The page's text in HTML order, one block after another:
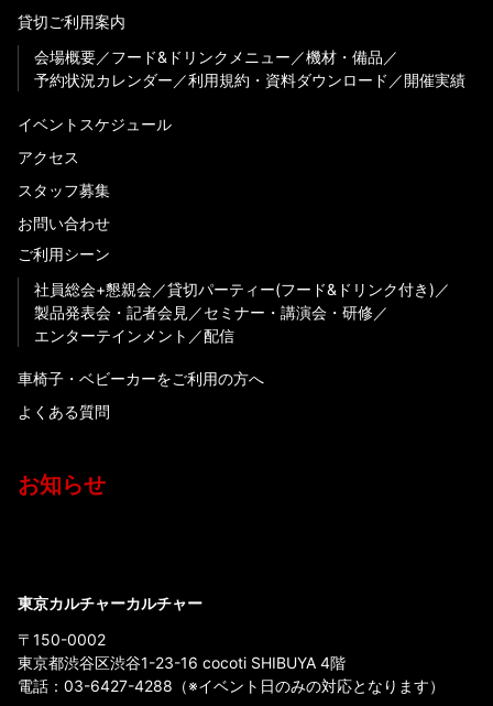
貸切ご利用案内
会場概要
フード&ドリンクメニュー
機材・備品
予約状況カレンダー
利用規約・資料ダウンロード 開催実績
イベントスケジュール
アクセス
スタッフ募集
お問い合わせ
ご利用シーン
社員総会+懇親会
貸切パーティー(フード&ドリンク付き)
製品発表会・記者会見
セミナー・講演会・研修
エンターテインメント
配信
車椅子・ベビーカーをご利用の方へ
よくある質問
お知らせ
東京カルチャーカルチャー
〒150-0002
東京都渋谷区渋谷1-23-16 cocoti SHIBUYA 4階
電話： 03-6427-4288 （※イベント日のみの対応となります）